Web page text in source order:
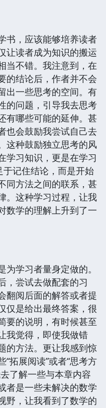
书，应该能够培养读者
让读者成为知识的搬运
当不错。我注意到，在
的结论后，作者并不会
出一些思考的空间。有
的问题，引导我去思考
有哪些可能的延伸。甚
也会鼓励我尝试自己去
这种鼓励独立思考的风
学习知识，更是在学习
于记住结论，而是开始
同方法之间的联系，甚
。这种学习过程，让我
数学的理解上升到了一
学习者量身定做的。
，尝试去做配套的习
翻阅后面的解答或者提
仅是给出最终答案，很
要的说明，有时候甚至
我觉得，即使我做错
的方法。更让我感到惊
拓展阅读”或者“思考方
了解一些与本章内容
者是一些未解决的数学
野，让我看到了数学的